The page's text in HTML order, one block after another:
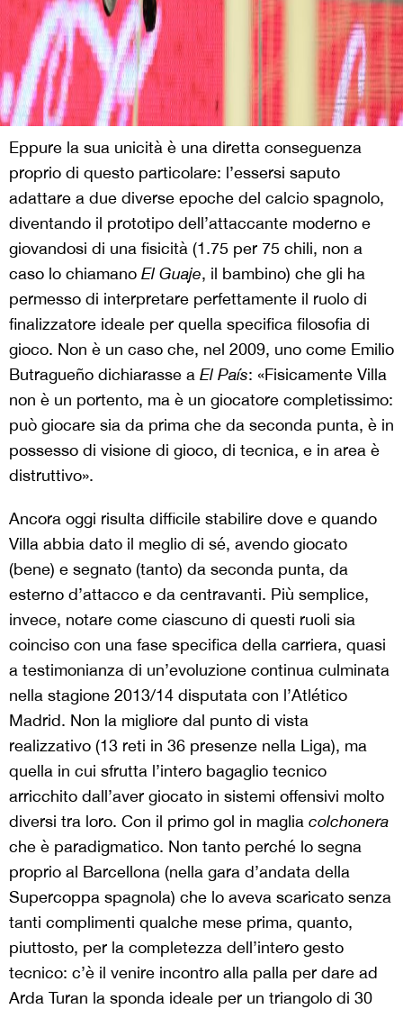
Eppure la sua unicità è una diretta conseguenza
proprio di questo particolare: l’essersi saputo
adattare a due diverse epoche del calcio spagnolo,
diventando il prototipo dell’attaccante moderno e
giovandosi di una fisicità (1.75 per 75 chili, non a
caso lo chiamano El Guaje, il bambino) che gli ha
permesso di interpretare perfettamente il ruolo di
finalizzatore ideale per quella specifica filosofia di
gioco. Non è un caso che, nel 2009, uno come Emilio
Butragueño dichiarasse a El País: «Fisicamente Villa
non è un portento, ma è un giocatore completissimo:
può giocare sia da prima che da seconda punta, è in
possesso di visione di gioco, di tecnica, e in area è
distruttivo».
Ancora oggi risulta difficile stabilire dove e quando
Villa abbia dato il meglio di sé, avendo giocato
(bene) e segnato (tanto) da seconda punta, da
esterno d’attacco e da centravanti. Più semplice,
invece, notare come ciascuno di questi ruoli sia
coinciso con una fase specifica della carriera, quasi
a testimonianza di un’evoluzione continua culminata
nella stagione 2013/14 disputata con l’Atlético
Madrid. Non la migliore dal punto di vista
realizzativo (13 reti in 36 presenze nella Liga), ma
quella in cui sfrutta l’intero bagaglio tecnico
arricchito dall’aver giocato in sistemi offensivi molto
diversi tra loro. Con il primo gol in maglia colchonera
che è paradigmatico. Non tanto perché lo segna
proprio al Barcellona (nella gara d’andata della
Supercoppa spagnola) che lo aveva scaricato senza
tanti complimenti qualche mese prima, quanto,
piuttosto, per la completezza dell’intero gesto
tecnico: c’è il venire incontro alla palla per dare ad
Arda Turan la sponda ideale per un triangolo di 30